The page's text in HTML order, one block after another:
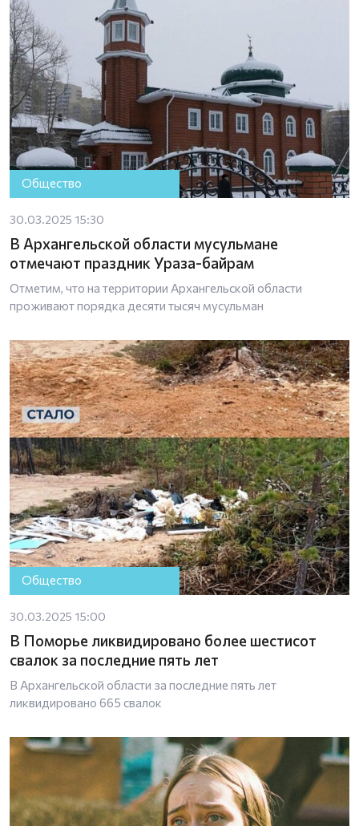
Общество
30.03.2025 15:30
В Архангельской области мусульмане
отмечают праздник Ураза-байрам
Отметим, что на территории Архангельской области
проживают порядка десяти тысяч мусульман
Общество
30.03.2025 15:00
В Поморье ликвидировано более шестисот
свалок за последние пять лет
В Архангельской области за последние пять лет
ликвидировано 665 свалок